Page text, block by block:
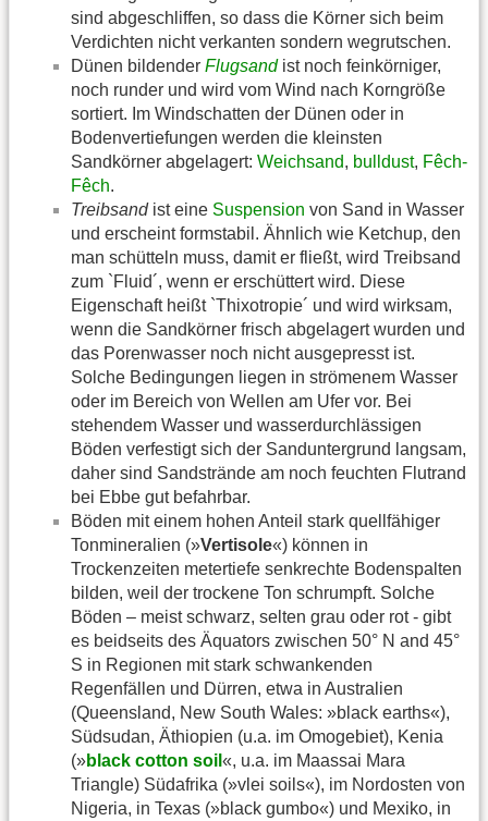
sind abgeschliffen, so dass die Körner sich beim
Verdichten nicht verkanten sondern wegrutschen.
Dünen bildender Flugsandist noch feinkörniger,
noch runder und wird vom Wind nach Korngröße
sortiert. Im Windschatten der Dünen oder in
Bodenvertiefungen werden die kleinsten
Sandkörner abgelagert: Weichsand, bulldust, Fêch-
Fêch.
Treibsandist eine Suspension von Sand in Wasser
und erscheint formstabil. Ähnlich wie Ketchup, den
man schütteln muss, damit er fließt, wird Treibsand
zum `Fluid´, wenn er erschüttert wird. Diese
Eigenschaft heißt `Thixotropie´ und wird wirksam,
wenn die Sandkörner frisch abgelagert wurden und
das Porenwasser noch nicht ausgepresst ist.
Solche Bedingungen liegen in strömenem Wasser
oder im Bereich von Wellen am Ufer vor. Bei
stehendem Wasser und wasserdurchlässigen
Böden verfestigt sich der Sanduntergrund langsam,
daher sind Sandstrände am noch feuchten Flutrand
bei Ebbe gut befahrbar.
Böden mit einem hohen Anteil stark quellfähiger
Tonmineralien (»Vertisole«) können in
Trockenzeiten metertiefe senkrechte Bodenspalten
bilden, weil der trockene Ton schrumpft. Solche
Böden – meist schwarz, selten grau oder rot - gibt
es beidseits des Äquators zwischen 50° N and 45°
S in Regionen mit stark schwankenden
Regenfällen und Dürren, etwa in Australien
(Queensland, New South Wales: »black earths«),
Südsudan, Äthiopien (u.a. im Omogebiet), Kenia
(»black cotton soil «, u.a. im Maassai Mara
Triangle) Südafrika (»vlei soils«), im Nordosten von
Nigeria, in Texas (»black gumbo«) und Mexiko, in